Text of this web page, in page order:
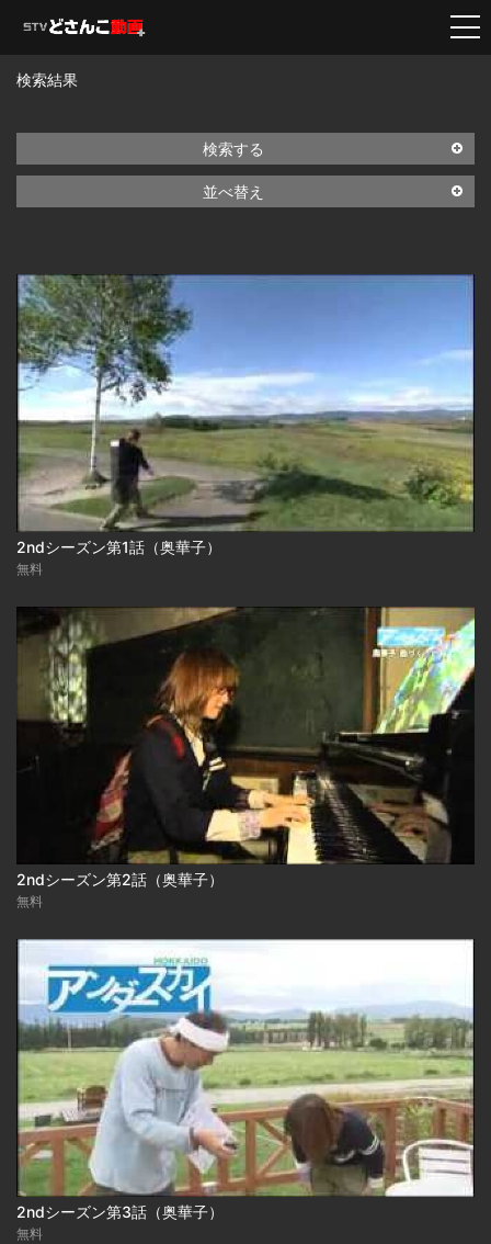
検索結果
検索する
並べ替え
2ndシーズン第1話（奥華子）
無料
2ndシーズン第2話（奥華子）
無料
2ndシーズン第3話（奥華子）
無料